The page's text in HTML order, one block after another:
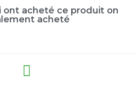
ont acheté ce produit on
acheté